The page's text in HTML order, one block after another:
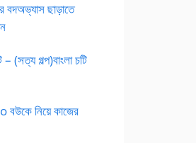
বদঅভ্যাস ছাড়াতে
– (সত্য গল্প)বাংলা চটি
নিয়ে কাজের